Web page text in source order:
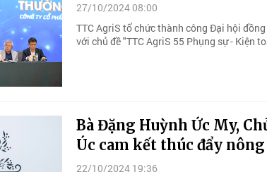
27/10/2024 08:00
TTC AgriS tổ chức thành công Đại hội
với chủ đề "TTC AgriS 55 Phụng sự - Kiện
Bà Đặng Huỳnh Ức My,
Úc cam kết thúc đẩy
22/10/2024 19:36